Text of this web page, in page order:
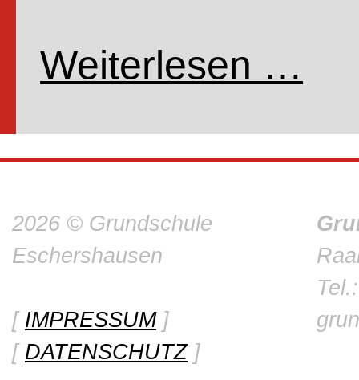
Weiterlesen …
2026 © Grundschule
Eschershausen
[ IMPRESSUM]
[ DATENSCHUTZ]